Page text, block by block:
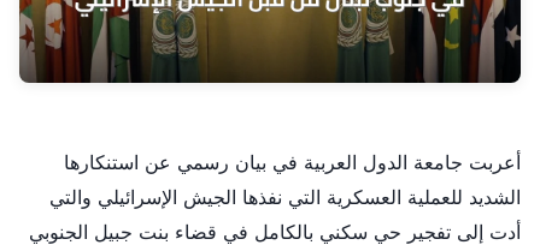
أعربت جامعة الدول العربية في بيان رسمي عن استنكارها
الشديد للعملية العسكرية التي نفذها الجيش الإسرائيلي والتي
أدت إلى تفجير حي سكني بالكامل في قضاء بنت جبيل الجنوبي